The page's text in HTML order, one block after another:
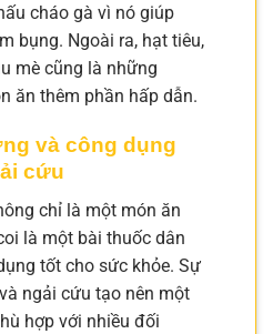
cháo gà vì nó giúp
bụng. Ngoài ra, hạt tiêu,
mè cũng là những
ăn thêm phần hấp dẫn.
và công dụng
cứu
chỉ là một món ăn
là một bài thuốc dân
tốt cho sức khỏe. Sự
ngải cứu tạo nên một
hợp với nhiều đối